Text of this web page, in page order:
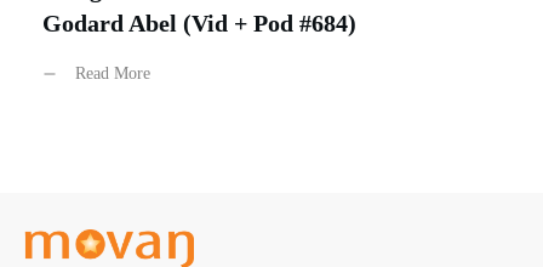
Godard Abel (Vid + ​​Pod #684)
Read More